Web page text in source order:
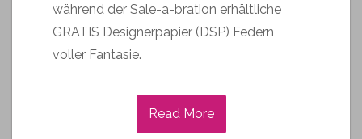
während der Sale-a-bration erhältliche
GRATIS Designerpapier (DSP) Federn
voller Fantasie.
Read More